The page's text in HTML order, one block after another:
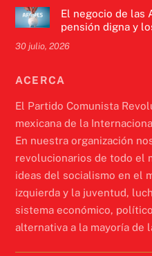
El negocio de las
pensión digna y
30 julio, 2026
ACERCA
El Partido Comunista
mexicana de la
En nuestra organización
revolucionarios de todo el
ideas del socialismo en el
izquierda y la juventud,
sistema económico,
alternativa a la mayoría de